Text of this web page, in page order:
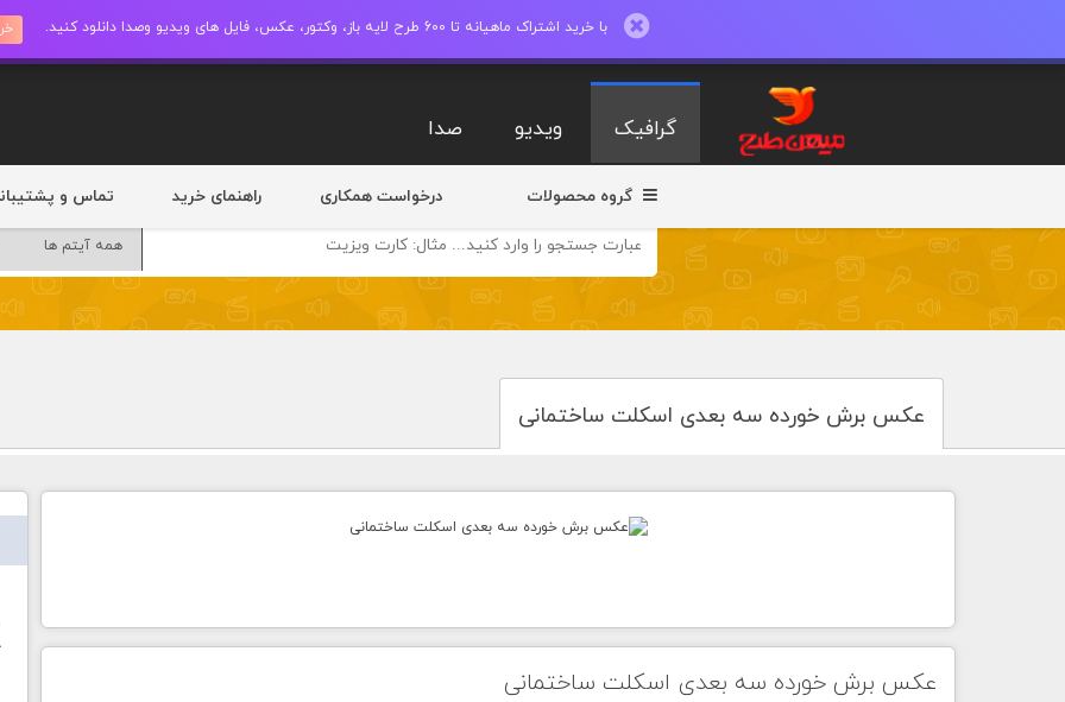
با خرید اشتراک ماهیانه تا 600 طرح لایه باز، وکتور، عکس، فایل های ویدیو وصدا دانلود کنید.
گرافیک ویدیو صدا
گروه محصولات درخواست همکاری راهنمای خرید تماس و
عکس برش خورده سه بعدی اسکلت ساختمانی
عکس برش خورده سه بعدی اسکلت ساختمانی